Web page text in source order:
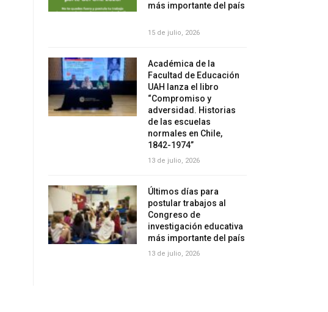
más importante del país
15 de julio, 2026
Académica de la
Facultad de Educación
UAH lanza el libro
“Compromiso y
adversidad. Historias
de las escuelas
normales en Chile,
1842-1974”
13 de julio, 2026
Últimos días para
postular trabajos al
Congreso de
investigación educativa
más importante del país
13 de julio, 2026